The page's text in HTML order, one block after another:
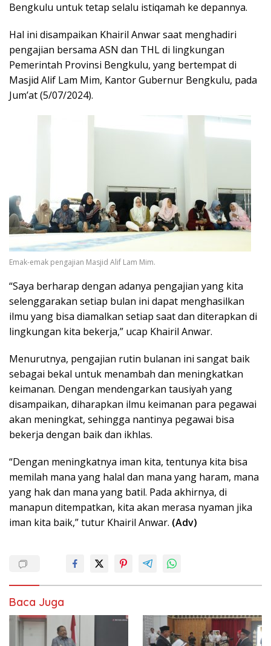
Bengkulu untuk tetap selalu istiqamah ke depannya.
Hal ini disampaikan Khairil Anwar saat menghadiri
pengajian bersama ASN dan THL di lingkungan
Pemerintah Provinsi Bengkulu, yang bertempat di
Masjid Alif Lam Mim, Kantor Gubernur Bengkulu, pada
Jum’at (5/07/2024).
Emak-emak pengajian Masjid Alif Lam Mim.
“Saya berharap dengan adanya pengajian yang kita
selenggarakan setiap bulan ini dapat menghasilkan
ilmu yang bisa diamalkan setiap saat dan diterapkan di
lingkungan kita bekerja,” ucap Khairil Anwar.
Menurutnya, pengajian rutin bulanan ini sangat baik
sebagai bekal untuk menambah dan meningkatkan
keimanan. Dengan mendengarkan tausiyah yang
disampaikan, diharapkan ilmu keimanan para pegawai
akan meningkat, sehingga nantinya pegawai bisa
bekerja dengan baik dan ikhlas.
“Dengan meningkatnya iman kita, tentunya kita bisa
memilah mana yang halal dan mana yang haram, mana
yang hak dan mana yang batil. Pada akhirnya, di
manapun ditempatkan, kita akan merasa nyaman jika
iman kita baik,” tutur Khairil Anwar. (Adv)
Baca Juga